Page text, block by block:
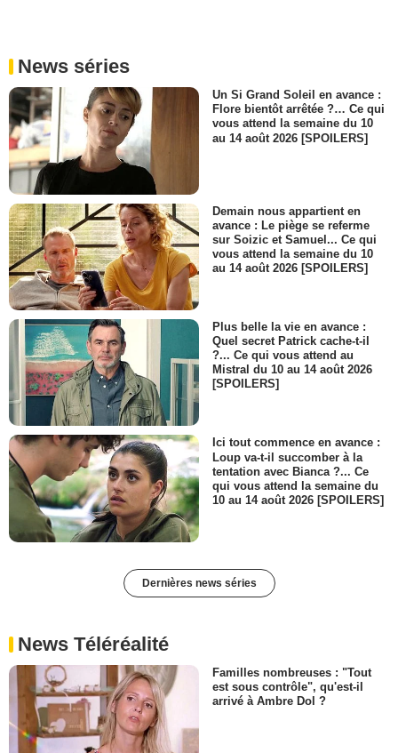
News séries
Un Si Grand Soleil en avance :
Flore bientôt arrêtée ?… Ce qui
vous attend la semaine du 10
au 14 août 2026 [SPOILERS]
Demain nous appartient en
avance : Le piège se referme
sur Soizic et Samuel... Ce qui
vous attend la semaine du 10
au 14 août 2026 [SPOILERS]
Plus belle la vie en avance :
Quel secret Patrick cache-t-il
?... Ce qui vous attend au
Mistral du 10 au 14 août 2026
[SPOILERS]
Ici tout commence en avance :
Loup va-t-il succomber à la
tentation avec Bianca ?... Ce
qui vous attend la semaine du
10 au 14 août 2026 [SPOILERS]
Dernières news séries
News Téléréalité
Familles nombreuses : "Tout
est sous contrôle", qu'est-il
arrivé à Ambre Dol ?